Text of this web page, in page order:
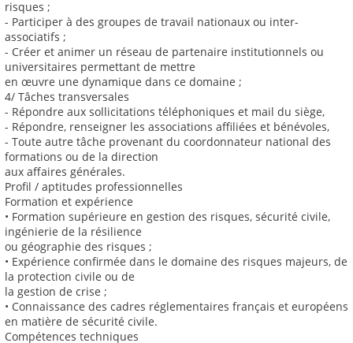
risques ;
- Participer à des groupes de travail nationaux ou inter-
associatifs ;
- Créer et animer un réseau de partenaire institutionnels ou
universitaires permettant de mettre
en œuvre une dynamique dans ce domaine ;
4/ Tâches transversales
- Répondre aux sollicitations téléphoniques et mail du siège,
- Répondre, renseigner les associations affiliées et bénévoles,
- Toute autre tâche provenant du coordonnateur national des
formations ou de la direction
aux affaires générales.
Profil / aptitudes professionnelles
Formation et expérience
• Formation supérieure en gestion des risques, sécurité civile,
ingénierie de la résilience
ou géographie des risques ;
• Expérience confirmée dans le domaine des risques majeurs, de
la protection civile ou de
la gestion de crise ;
• Connaissance des cadres réglementaires français et européens
en matière de sécurité civile.
Compétences techniques